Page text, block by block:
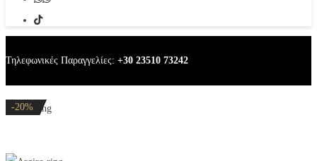
Τηλεφωνικές Παραγγελίες: +30 23510 73242
Argiro ring
-20%
-20%
-20%
-20%
-20%